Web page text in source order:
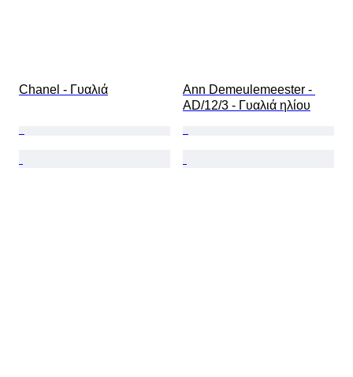
Chanel - Γυαλιά
Ann Demeulemeester -
AD/12/3 - Γυαλιά ηλίου